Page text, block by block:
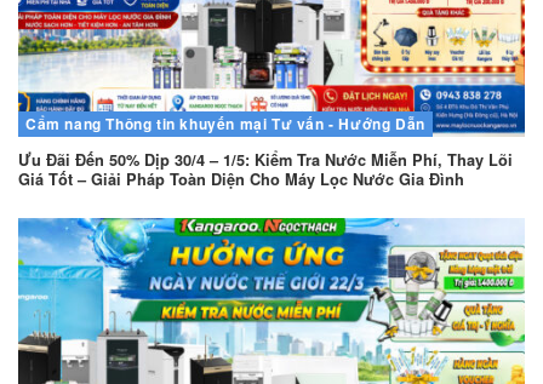
Cẩm nang Thông tin khuyến mại Tư vấn - Hướng Dẫn
Ưu Đãi Đến 50% Dịp 30/4 – 1/5: Kiểm Tra Nước Miễn Phí, Thay Lõi
Giá Tốt – Giải Pháp Toàn Diện Cho Máy Lọc Nước Gia Đình